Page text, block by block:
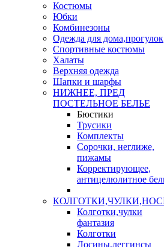
Костюмы
Юбки
Комбинезоны
Одежда для дома,прогулок
Спортивные костюмы
Халаты
Верхняя одежда
Шапки и шарфы
НИЖНЕЕ, ПРЕД
ПОСТЕЛЬНОЕ БЕЛЬЕ
Бюстики
Трусики
Комплекты
Сорочки, неглиже,
пижамы
Корректирующее,
антицелюлитное
Колготки,чулки
фантазия
Колготки
Лосины,леггинсы